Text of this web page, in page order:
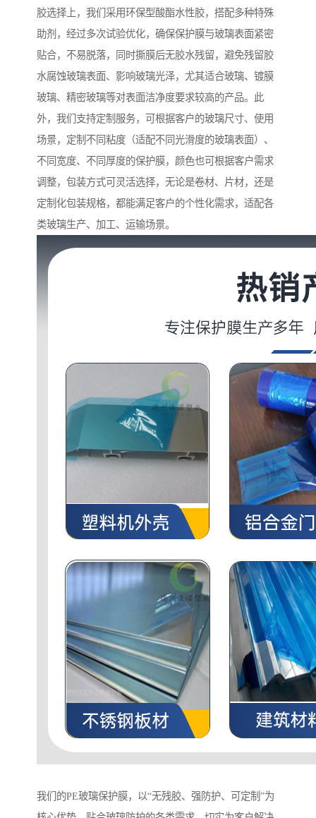
胶选择上，我们采用环保型酸酯水性胶，搭配多种特殊
助剂，经过多次试验优化，确保保护膜与玻璃表面紧密
贴合，不易脱落，同时撕膜后无胶水残留，避免残留胶
水腐蚀玻璃表面、影响玻璃光泽，尤其适合玻璃、镀膜
玻璃、精密玻璃等对表面洁净度要求较高的产品。此
外，我们支持定制服务，可根据客户的玻璃尺寸、使用
场景，定制不同粘度（适配不同光滑度的玻璃表面）、
不同宽度、不同厚度的保护膜，颜色也可根据客户需求
调整，包装方式可灵活选择，无论是卷材、片材，还是
定制化包装规格，都能满足客户的个性化需求，适配各
类玻璃生产、加工、运输场景。
我们的PE玻璃保护膜，以“无残胶、强防护、可定制”为